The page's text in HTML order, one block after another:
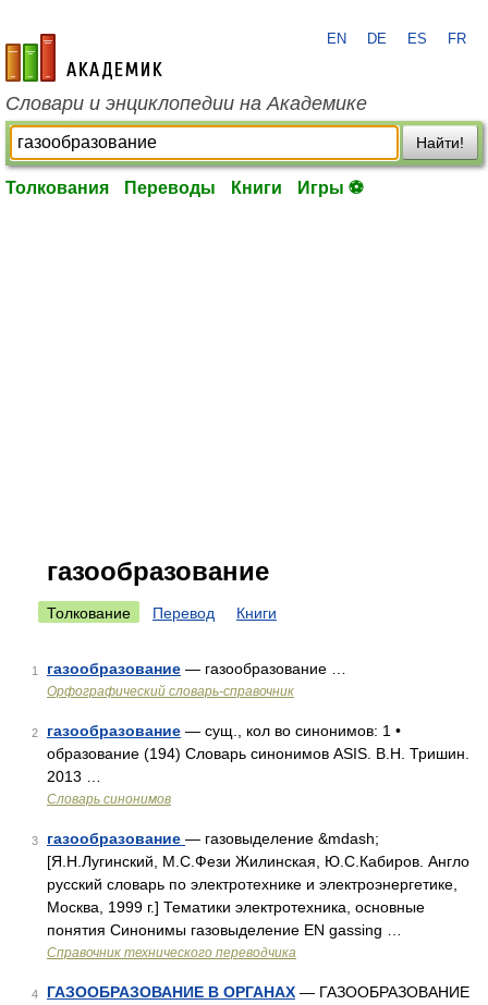
academic.ru
EN DE ES FR
Словари и энциклопедии на Академике
Найти!
Толкования Переводы Книги Игры ⚽
газообразование
Толкование Перевод Книги
1 газообразование — газообразование …
Орфографический словарь-справочник
2 газообразование — сущ., кол во синонимов: 1 •
образование (194) Словарь синонимов ASIS. В.Н. Тришин.
2013 …
Словарь синонимов
3 газообразование — газовыделение &mdash;
[Я.Н.Лугинский, М.С.Фези Жилинская, Ю.С.Кабиров. Англо
русский словарь по электротехнике и электроэнергетике,
Москва, 1999 г.] Тематики электротехника, основные
понятия Синонимы газовыделение EN gassing …
Справочник технического переводчика
4 ГАЗООБРАЗОВАНИЕ В ОРГАНАХ — ГАЗООБРАЗОВАНИЕ